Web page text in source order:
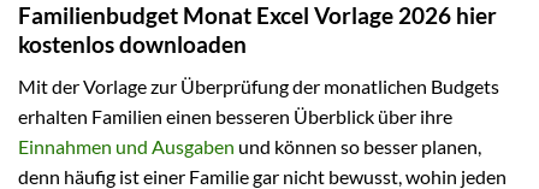
Familienbudget Monat Excel Vorlage 2026 hier
kostenlos downloaden
Mit der Vorlage zur Überprüfung der monatlichen Budgets
erhalten Familien einen besseren Überblick über ihre
Einnahmen und Ausgaben und können so besser planen,
denn häufig ist einer Familie gar nicht bewusst, wohin jeden